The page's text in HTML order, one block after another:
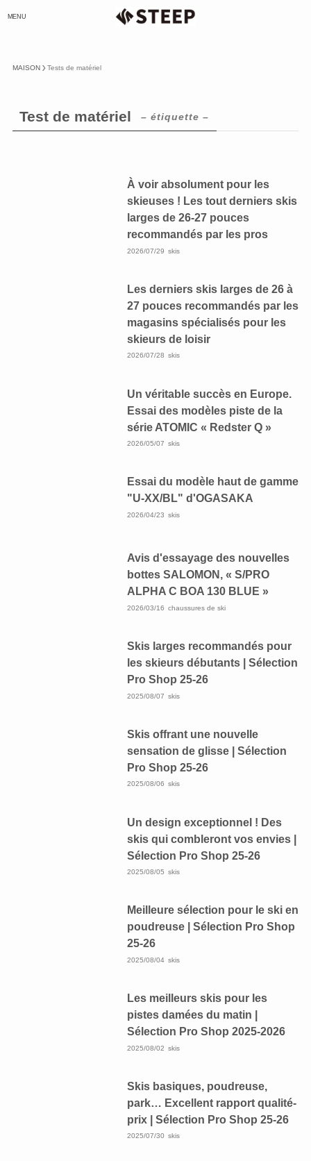
MENU
MAISON Tests de matériel
Test de matériel – étiquette –
À voir absolument pour les
skieuses ! Les tout derniers skis
larges de 26-27 pouces
recommandés par les pros
2026/07/29 skis
Les derniers skis larges de 26 à
27 pouces recommandés par les
magasins spécialisés pour les
skieurs de loisir
2026/07/28 skis
Un véritable succès en Europe.
Essai des modèles piste de la
série ATOMIC « Redster Q »
2026/05/07 skis
Essai du modèle haut de gamme
"U-XX/BL" d'OGASAKA
2026/04/23 skis
Avis d'essayage des nouvelles
bottes SALOMON, « S/PRO
ALPHA C BOA 130 BLUE »
2026/03/16 chaussures de ski
Skis larges recommandés pour
les skieurs débutants | Sélection
Pro Shop 25-26
2025/08/07 skis
Skis offrant une nouvelle
sensation de glisse | Sélection
Pro Shop 25-26
2025/08/06 skis
Un design exceptionnel ! Des
skis qui combleront vos envies |
Sélection Pro Shop 25-26
2025/08/05 skis
Meilleure sélection pour le ski en
poudreuse | Sélection Pro Shop
25-26
2025/08/04 skis
Les meilleurs skis pour les
pistes damées du matin |
Sélection Pro Shop 2025-2026
2025/08/02 skis
Skis basiques, poudreuse,
park… Excellent rapport qualité-
prix | Sélection Pro Shop 25-26
2025/07/30 skis